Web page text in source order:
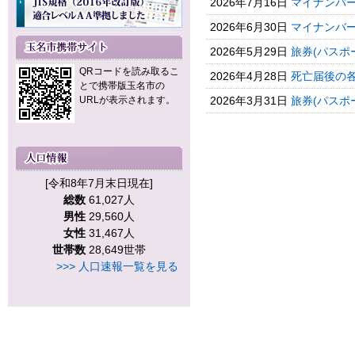
QRコードを読み取るこ
とで携帯版玉名市の
URLが表示されます。
[令和8年7月末日現在]
総数 61,027人
男性 29,560人
女性 31,467人
世帯数 28,649世帯
>>> 人口速報一覧を見る
2026年6月30日 マイナンバ
2026年5月29日 旅券(パスポ
2026年4月28日 死亡届後の
2026年3月31日 旅券(パス